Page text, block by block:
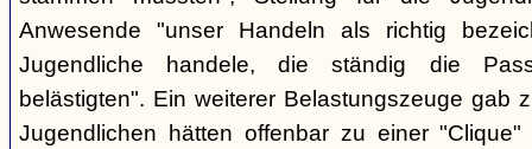
Anwesende "unser Handeln als richtig
Jugendliche handele, die ständig die
belästigten". Ein weiterer Belastungszeuge gab
Jugendlichen hätten offenbar zu einer